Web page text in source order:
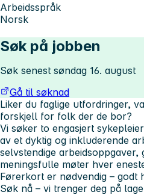
Arbeidsspråk
Norsk
Søk på jobben
Søk senest søndag 16. august
Gå til søknad
Liker du faglige utfordringer,
forskjell for folk der de bor?
Vi søker to engasjert
av et dyktig og inkluderende
selvstendige arbeidsoppgaver,
meningsfulle møter hver
Førerkort er nødvendig – godt
Søk nå – vi trenger deg på